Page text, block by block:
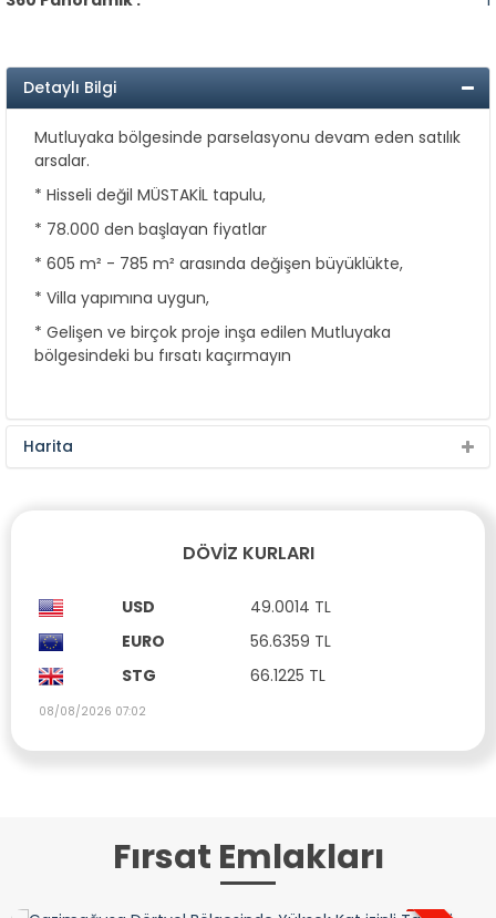
Detaylı Bilgi
Mutluyaka bölgesinde parselasyonu devam eden satılık
arsalar.
* Hisseli değil MÜSTAKİL tapulu,
* 78.000 den başlayan fiyatlar
* 605 m² - 785 m² arasında değişen büyüklükte,
* Villa yapımına uygun,
* Gelişen ve birçok proje inşa edilen Mutluyaka
bölgesindeki bu fırsatı kaçırmayın
Harita
DÖVIZ KURLARI
USD
49.0014 TL
EURO
56.6359 TL
STG
66.1225 TL
08/08/2026 07:02
Fırsat Emlakları